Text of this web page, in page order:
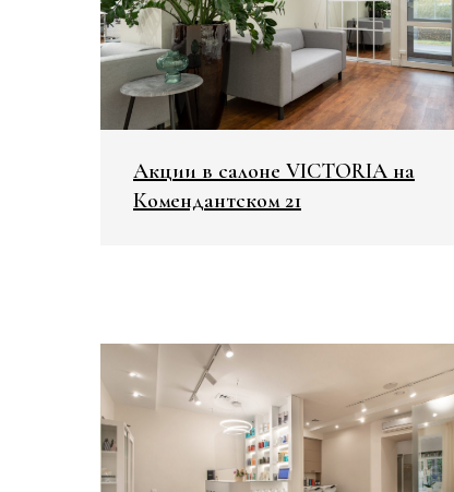
Акции в салоне VICTORIA на
Комендантском 21